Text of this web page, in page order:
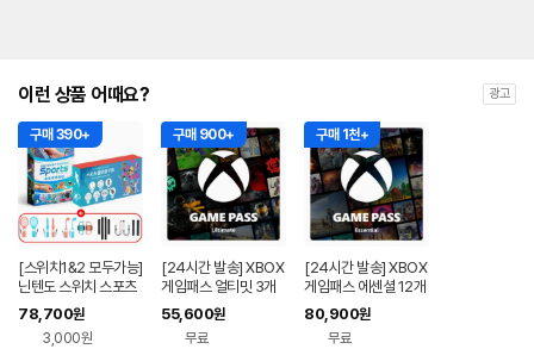
이런 상품 어때요? 광고
구매 390+
[스위치1&2 모두가능]
닌텐도 스위치 스포츠
+스포츠 올인원 키트
패키지 세트 16in1
78,700원
3,000원
구매 900+
[24시간 발송] XBOX
게임패스 얼티밋 3개
월 이용권 / 한국전용 -
Digital Code
55,600원
무료
구매 1천+
[24시간 발송] XBOX
게임패스 에센셜 12개
월 이용권 / 한국전용 -
Digital Code
80,900원
무료